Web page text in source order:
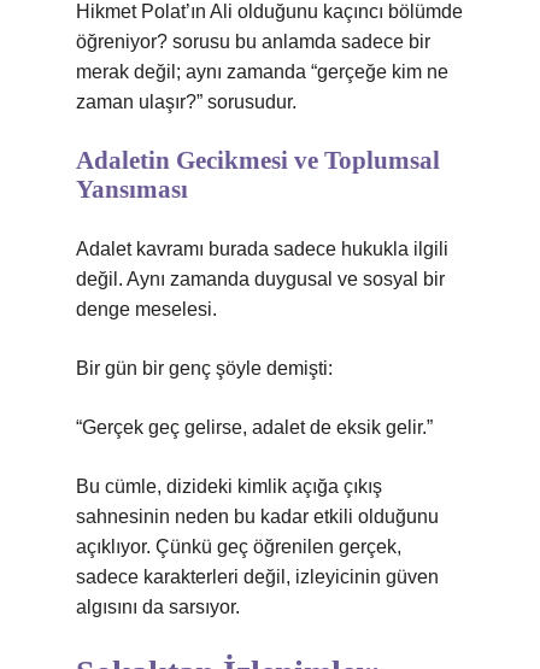
Hikmet Polat’ın Ali olduğunu kaçıncı bölümde
öğreniyor? sorusu bu anlamda sadece bir
merak değil; aynı zamanda “gerçeğe kim ne
zaman ulaşır?” sorusudur.
Adaletin Gecikmesi ve Toplumsal
Yansıması
Adalet kavramı burada sadece hukukla ilgili
değil. Aynı zamanda duygusal ve sosyal bir
denge meselesi.
Bir gün bir genç şöyle demişti:
“Gerçek geç gelirse, adalet de eksik gelir.”
Bu cümle, dizideki kimlik açığa çıkış
sahnesinin neden bu kadar etkili olduğunu
açıklıyor. Çünkü geç öğrenilen gerçek,
sadece karakterleri değil, izleyicinin güven
algısını da sarsıyor.